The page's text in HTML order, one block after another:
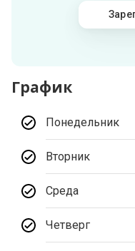
График
Понедельник
Вторник
Среда
Четверг